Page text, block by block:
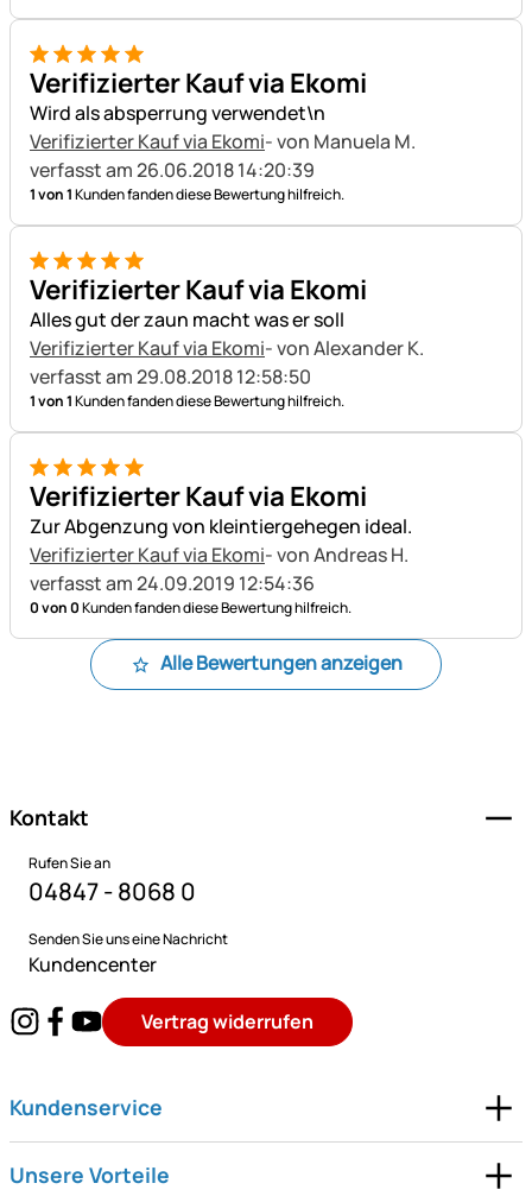
5 von 5
Verifizierter Kauf via Ekomi
Wird als absperrung verwendet\n
Verifizierter Kauf via Ekomi- von Manuela M.
verfasst am 26.06.2018 14:20:39
1 von 1Kunden fanden diese Bewertung hilfreich.
5 von 5
Verifizierter Kauf via Ekomi
Alles gut der zaun macht was er soll
Verifizierter Kauf via Ekomi- von Alexander K.
verfasst am 29.08.2018 12:58:50
1 von 1Kunden fanden diese Bewertung hilfreich.
5 von 5
Verifizierter Kauf via Ekomi
Zur Abgenzung von kleintiergehegen ideal.
Verifizierter Kauf via Ekomi- von Andreas H.
verfasst am 24.09.2019 12:54:36
0 von 0Kunden fanden diese Bewertung hilfreich.
Alle Bewertungen anzeigen
Kontakt
Rufen Sie an
04847 - 8068 0
Senden Sie uns eine Nachricht
Kundencenter
Vertrag widerrufen
Kundenservice
Unsere Vorteile